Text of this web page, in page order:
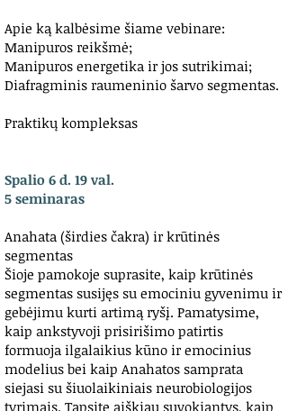
Apie ką kalbėsime šiame vebinare:
Manipuros reikšmė;
Manipuros energetika ir jos sutrikimai;
Diafragminis raumeninio šarvo segmentas.
Praktikų kompleksas
Spalio 6 d. 19 val.
5 seminaras
Anahata (širdies čakra) ir krūtinės
segmentas
Šioje pamokoje suprasite, kaip krūtinės
segmentas susijęs su emociniu gyvenimu ir
gebėjimu kurti artimą ryšį. Pamatysime,
kaip ankstyvoji prisirišimo patirtis
formuoja ilgalaikius kūno ir emocinius
modelius bei kaip Anahatos samprata
siejasi su šiuolaikiniais neurobiologijos
tyrimais. Tapsite aiškiau suvokiantys, kaip